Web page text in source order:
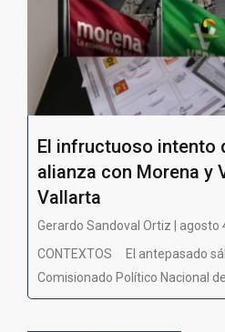
El infructuoso intento
alianza con Morena y
Vallarta
Gerardo Sandoval Ortiz | agosto
CONTEXTOS El antepasado
Comisionado Político Nacional